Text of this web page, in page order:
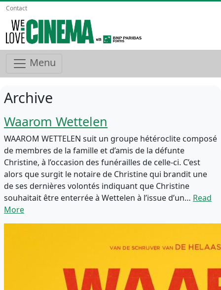
Contact
Menu
Archive
Waarom Wettelen
WAAROM WETTELEN suit un groupe hétéroclite composé
de membres de la famille et d’amis de la défunte
Christine, à l’occasion des funérailles de celle-ci. C’est
alors que surgit le notaire de Christine qui brandit une
de ses dernières volontés indiquant que Christine
souhaitait être enterrée à Wettelen à l’issue d’un… Read
More